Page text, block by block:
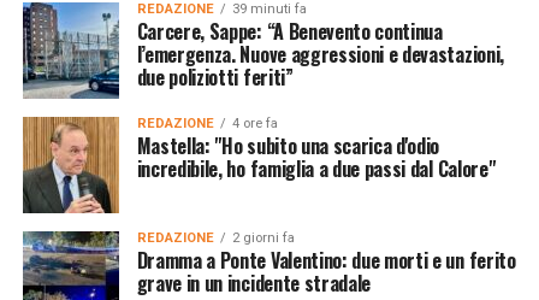
REDAZIONE 39 minuti fa
Carcere, Sappe: “A Benevento continua
l’emergenza. Nuove aggressioni e devastazioni,
due poliziotti feriti”
REDAZIONE 4 ore fa
Mastella: "Ho subito una scarica d'odio
incredibile, ho famiglia a due passi dal Calore"
REDAZIONE 2 giorni fa
Dramma a Ponte Valentino: due morti e un ferito
grave in un incidente stradale